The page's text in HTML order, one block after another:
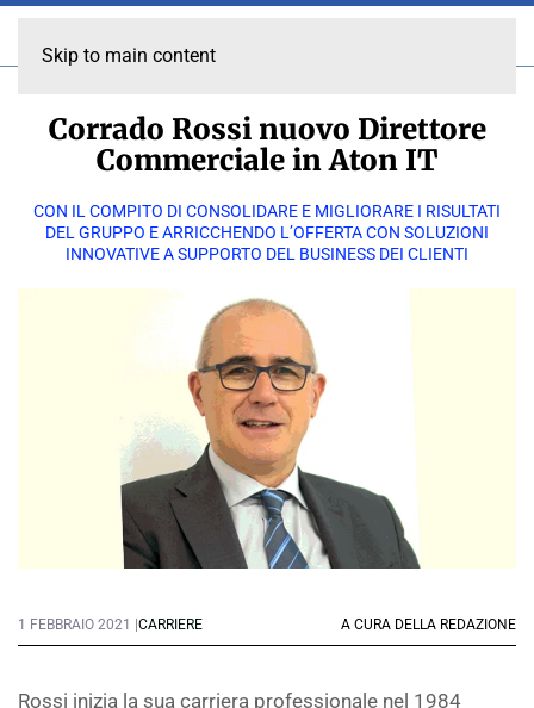
Skip to main content
Corrado Rossi nuovo Direttore
Commerciale in Aton IT
CON IL COMPITO DI CONSOLIDARE E MIGLIORARE I RISULTATI
DEL GRUPPO E ARRICCHENDO L’OFFERTA CON SOLUZIONI
INNOVATIVE A SUPPORTO DEL BUSINESS DEI CLIENTI
1 FEBBRAIO 2021 | CARRIERE A CURA DELLA REDAZIONE
Rossi inizia la sua carriera professionale nel 1984